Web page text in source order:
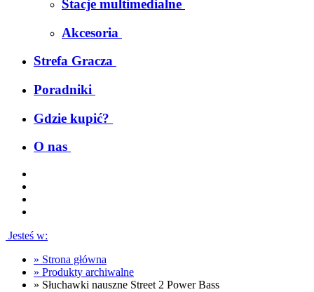
Stacje multimedialne
Akcesoria
Strefa Gracza
Poradniki
Gdzie kupić?
O nas
Jesteś w:
» Strona główna
» Produkty archiwalne
» Słuchawki nauszne Street 2 Power Bass